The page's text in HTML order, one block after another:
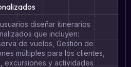
diseñar itinerarios
que incluyen:
de vuelos, Gestión de
múltiples para los clientes,
excursiones y actividades